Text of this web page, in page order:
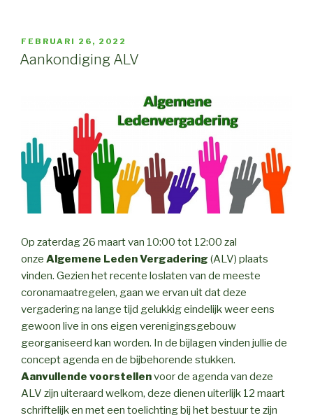
GEPLAATST
OP
FEBRUARI 26, 2022
Aankondiging ALV
Op zaterdag 26 maart van 10:00 tot 12:00 zal
onze Algemene Leden Vergadering (ALV) plaats
vinden. Gezien het recente loslaten van de meeste
coronamaatregelen, gaan we ervan uit dat deze
vergadering na lange tijd gelukkig eindelijk weer eens
gewoon live in ons eigen verenigingsgebouw
georganiseerd kan worden. In de bijlagen vinden jullie de
concept agenda en de bijbehorende stukken.
Aanvullende voorstellenvoor de agenda van deze
ALV zijn uiteraard welkom, deze dienen uiterlijk 12 maart
schriftelijk en met een toelichting bij het bestuur te zijn